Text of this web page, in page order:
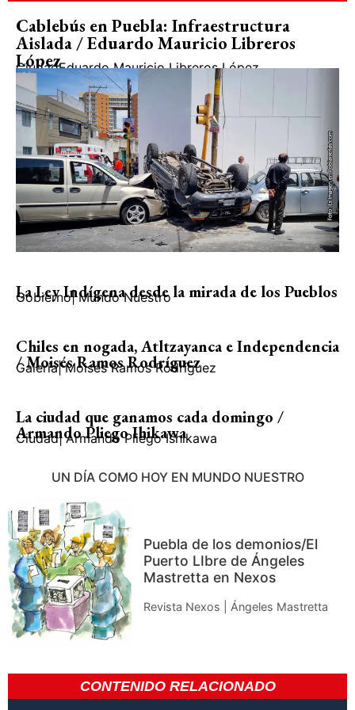
Cablebús en Puebla: Infraestructura
Aislada / Eduardo Mauricio Libreros
López
CiudadEduardo Mauricio Libreros López
La Ley Indígena desde la mirada de los Pueblos
Gobierno| Mundo Nuestro
Chiles en nogada, Atltzayanca e Independencia
/ Moisés Ramos Rodríguez
Galería| Moisés Ramos Rodríguez
La ciudad que ganamos cada domingo /
Armando Pliego Ihikawa
Ciudad| Armando Pliego Ishikawa
UN DÍA COMO HOY EN MUNDO NUESTRO
Puebla de los demonios/El
Puerto LIbre de Ángeles
Mastretta en Nexos
Revista Nexos | Ángeles Mastretta
CONTENIDO RELACIONADO